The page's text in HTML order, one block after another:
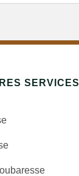
SERVICES